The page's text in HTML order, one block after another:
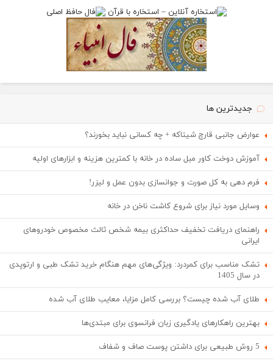
جدیدترین ها
عوارض جانبی قارچ شیتاکه + چه کسانی نباید بخورند؟
آموزش دوخت کاور مبل ساده در خانه با کمترین هزینه و ابزارهای اولیه
فرم دهی به کل صورت و جوانسازی بدون عمل و لیزر!
وسایل مورد نیاز برای شروع کاشت ناخن در خانه
راهنمای دریافت تخفیف حداکثری بیمه شخص ثالث مخصوص خودروهای
ایرانی
تشک مناسب برای کمردرد: ویژگی‌های مهم هنگام خرید تشک طبی و ارتوپدی
در سال 1405
طلای آب شده چیست؟ بررسی کامل مزایا، معایب طلای آب شده
بهترین راهکارهای یادگیری زبان فرانسوی برای مبتدی‌ها
5 روش طبیعی برای داشتن پوست صاف و شفاف